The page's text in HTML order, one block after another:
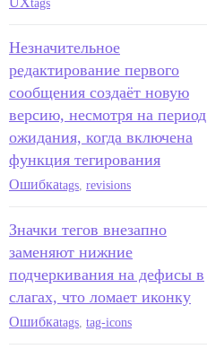
tags
Незначительное
редактирование первого
сообщения создаёт новую
версию, несмотря на период
ожидания, когда включена
функция тегирования
Ошибкаtags revisions
Значки тегов внезапно
заменяют нижние
подчеркивания на дефисы в
слагах, что ломает иконку
Ошибкаtags tag-icons